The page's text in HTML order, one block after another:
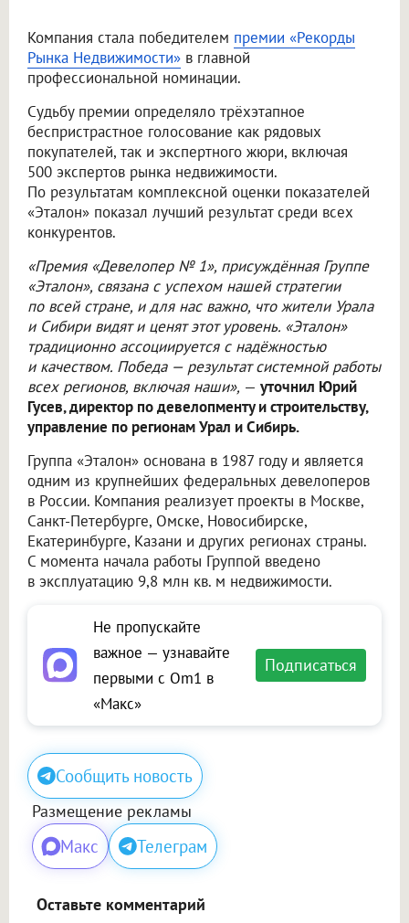
Компания стала победителем премии «Рекорды
Рынка Недвижимости» в главной
профессиональной номинации.
Судьбу премии определяло трёхэтапное
беспристрастное голосование как рядовых
покупателей, так и экспертного жюри, включая
500 экспертов рынка недвижимости.
По результатам комплексной оценки показателей
«Эталон» показал лучший результат среди всех
конкурентов.
«Премия «Девелопер № 1», присуждённая Группе
«Эталон», связана с успехом нашей стратегии
по всей стране, и для нас важно, что жители Урала
и Сибири видят и ценят этот уровень. «Эталон»
традиционно ассоциируется с надёжностью
и качеством. Победа — результат системной работы
всех регионов, включая наши», — уточнил Юрий
Гусев, директор по девелопменту и строительству,
управление по регионам Урал и Сибирь.
Группа «Эталон» основана в 1987 году и является
одним из крупнейших федеральных девелоперов
в России. Компания реализует проекты в Москве,
Санкт-Петербурге, Омске, Новосибирске,
Екатеринбурге, Казани и других регионах страны.
С момента начала работы Группой введено
в эксплуатацию 9,8 млн кв. м недвижимости.
Не пропускайте
важное — узнавайте
первыми с Om1 в
«Макс»
Подписаться
Сообщить новость
Размещение рекламы
Макс Телеграм
Оставьте комментарий